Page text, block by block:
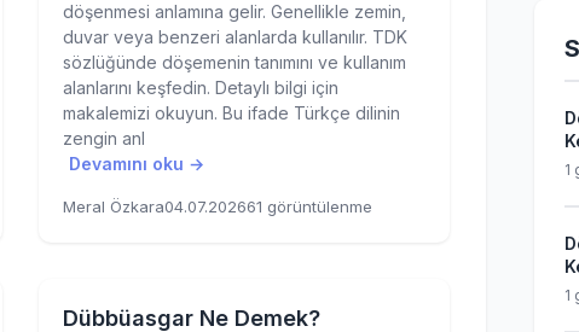
döşenmesi anlamına gelir. Genellikle zemin,
duvar veya benzeri alanlarda kullanılır. TDK
sözlüğünde döşemenin tanımını ve kullanım
alanlarını keşfedin. Detaylı bilgi için
makalemizi okuyun. Bu ifade Türkçe dilinin
zengin anl
Devamını oku →
Meral Özkara04.07.202661 görüntülenme
Dübbüasgar Ne Demek?
1
1